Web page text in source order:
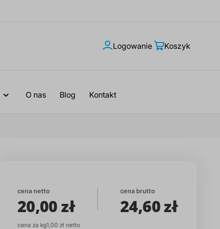
Logowanie
Moje
Koszyk
O nas Blog Kontakt
cena netto
20,00 zł
cena brutto
24,60 zł
cena za kg
Cena
1,00 zł